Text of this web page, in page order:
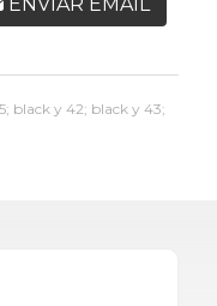
black y 42; black y 43;